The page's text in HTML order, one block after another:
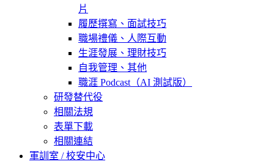
片
履歷撰寫、面試技巧
職場禮儀、人際互動
生涯發展、理財技巧
自我管理、其他
職涯 Podcast（AI 測試版）
研發替代役
相關法規
表單下載
相關連結
軍訓室 / 校安中心